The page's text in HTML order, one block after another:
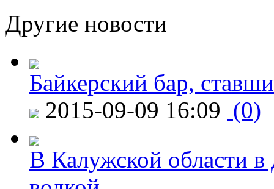
Другие новости
Байкерский бар,
2015-09-09 16:09 (0)
В Калужской области в